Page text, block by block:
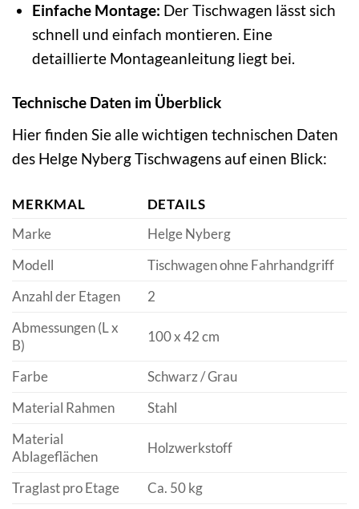
Einfache Montage: Der Tischwagen lässt sich
schnell und einfach montieren. Eine
detaillierte Montageanleitung liegt bei.
Technische Daten im Überblick
Hier finden Sie alle wichtigen technischen Daten
des Helge Nyberg Tischwagens auf einen Blick:
MERKMAL
DETAILS
Marke
Helge Nyberg
Modell
Tischwagen ohne Fahrhandgriff
Anzahl der Etagen
2
Abmessungen (L x
B)
100 x 42 cm
Farbe
Schwarz / Grau
Material Rahmen
Stahl
Material
Ablageflächen
Holzwerkstoff
Traglast pro Etage
Ca. 50 kg